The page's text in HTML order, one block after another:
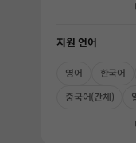
지원 언어
영어 한국어
중국어(간체)